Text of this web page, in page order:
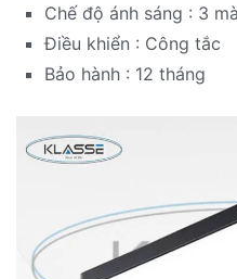
Chế độ ánh sáng : 3
Điều khiển : Công tắc
Bảo hành : 12 tháng